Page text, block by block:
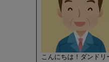
こんにちは！ダンドリ